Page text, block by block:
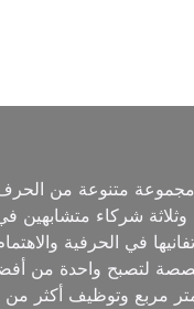
متنوعة من
الشركة في عام 2006 من قبل
ميدالية مخصصة لتصبح